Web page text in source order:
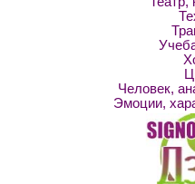
Человек,
Эмоции,